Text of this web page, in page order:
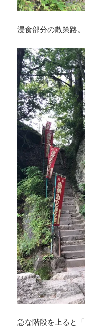
浸食部分の散策路。
急な階段を上ると「